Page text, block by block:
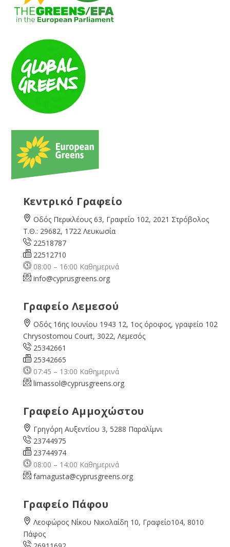
Κεντρικό Γραφείο
Οδός Περικλέους 63, Γραφείο 102, 2021 Στρόβολος
Τ.Θ.: 29682, 1722 Λευκωσία
22518787
22512710
08:00 – 16:00 Καθημερινά
info@cyprusgreens.org
Γραφείο Λεμεσού
Οδός 16ης Ιουνίου 1943 12, 1ος όροφος, γραφείο 102
Chrysostomou Court, 3022, Λεμεσός
25342661
25342665
07:45 – 13:00 Καθημερινά
limassol@cyprusgreens.org
Γραφείο Αμμοχώστου
Γρηγόρη Αυξεντίου 3, 5288 Παραλίμνι
23744975
23744974
08:00 – 14:00 Καθημερινά
famagusta@cyprusgreens.org
Γραφείο Πάφου
Λεοφώρος Νίκου Νικολαίδη 10, Γραφείο104, 8010
Πάφος